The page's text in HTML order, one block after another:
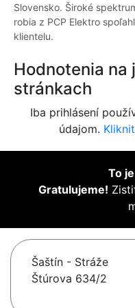
Slovensko. Široké
robia z PCP Elektro
klientelu.
Hodnotenia
stránkach
Iba prihlásení
údajom.
To
Gratulujeme!
Šaštín - Stráže
Štúrova 634/2